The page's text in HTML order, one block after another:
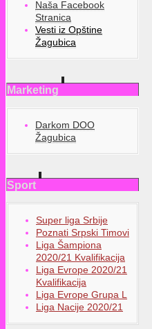
Naša Facebook
Stranica
Vesti iz Opštine
Žagubica
Marketing
Darkom DOO
Žagubica
Sport
Super liga Srbije
Poznati Srpski Timovi
Liga Šampiona
2020/21 Kvalifikacija
Liga Evrope 2020/21
Kvalifikacija
Liga Evrope Grupa L
Liga Nacije 2020/21